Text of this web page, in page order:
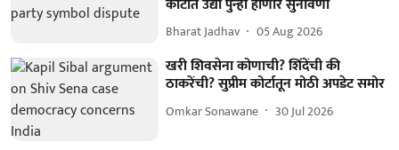
Bharat Jadhav 05 Aug 2026
खरी शिवसेना कोणाची? शिंदेंची की
ठाकरेंची? सुप्रीम कोर्टातून मोठी अपडेट समोर
Omkar Sonawane 30 Jul 2026